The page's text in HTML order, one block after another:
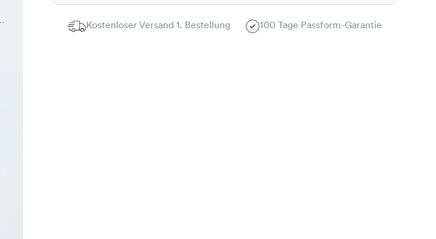
Kostenloser Versand 1. Bestellung 100 Tage Passform-Garantie